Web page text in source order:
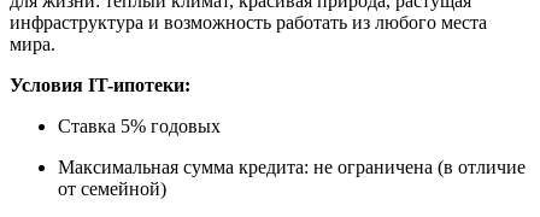
инфраструктура и возможность работать из любого места
мира.
Условия IT-ипотеки:
Ставка 5% годовых
Максимальная сумма кредита: не ограничена (в отличие
от семейной)